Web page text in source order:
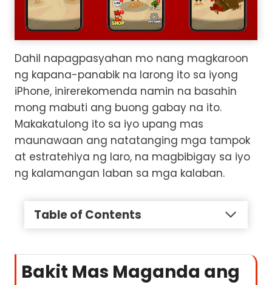
Dahil napagpasyahan mo nang magkaroon
ng kapana-panabik na larong ito sa iyong
iPhone, inirerekomenda namin na basahin
mong mabuti ang buong gabay na ito.
Makakatulong ito sa iyo upang mas
maunawaan ang natatanging mga tampok
at estratehiya ng laro, na magbibigay sa iyo
ng kalamangan laban sa mga kalaban.
Table of Contents
Bakit Mas Maganda ang